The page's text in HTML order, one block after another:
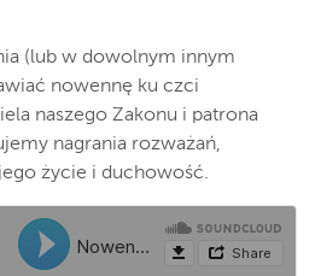
(lub w dowolnym innym
nowennę ku czci
naszego Zakonu i patrona
nagrania rozważań,
życie i duchowość.